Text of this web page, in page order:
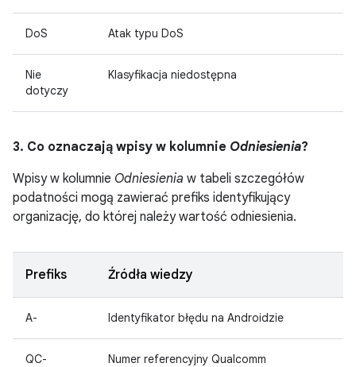
DoS Atak typu DoS
Nie
dotyczy
Klasyfikacja niedostępna
3. Co oznaczają wpisy w kolumnie Odniesienia?
Wpisy w kolumnie Odniesienia w tabeli szczegółów
podatności mogą zawierać prefiks identyfikujący
organizację, do której należy wartość odniesienia.
Prefiks Źródła wiedzy
A- Identyfikator błędu na Androidzie
QC- Numer referencyjny Qualcomm